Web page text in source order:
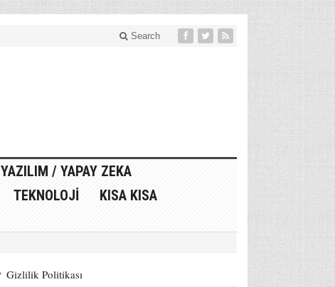
Search
YAZILIM / YAPAY ZEKA
TEKNOLOJI
KISA KISA
Gizlilik Politikası